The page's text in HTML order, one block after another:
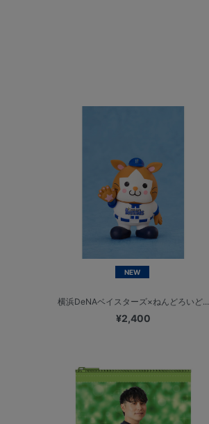
NEW
横浜DeNAベイスターズ×ねんどろいど...
¥2,400